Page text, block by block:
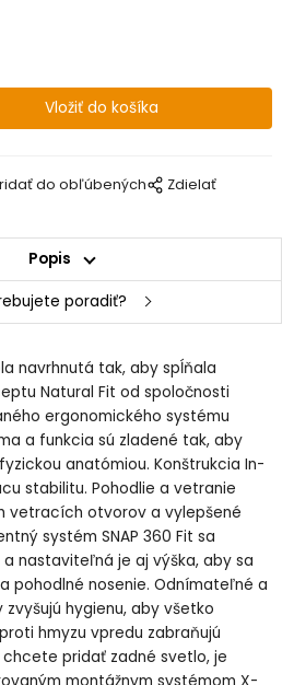
do obľúbených Zdielať
Popis
poradiť?
navrhnutá tak, aby spĺňala
Natural Fit od spoločnosti
ergonomického systému
a funkcia sú zladené tak, aby
anatómiou. Konštrukcia In-
stabilitu. Pohodlie a vetranie
vetracích otvorov a vylepšené
systém SNAP 360 Fit sa
nastaviteľná je aj výška, aby sa
pohodlné nosenie. Odnímateľné a
hygienu, aby všetko
hmyzu vpredu zabraňujú
chcete pridať zadné svetlo, je